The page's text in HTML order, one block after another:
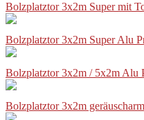
Bolzplatztor 3x2m Super mit
Bolzplatztor 3x2m Super Alu
Bolzplatztor 3x2m / 5x2m Alu
Bolzplatztor 3x2m